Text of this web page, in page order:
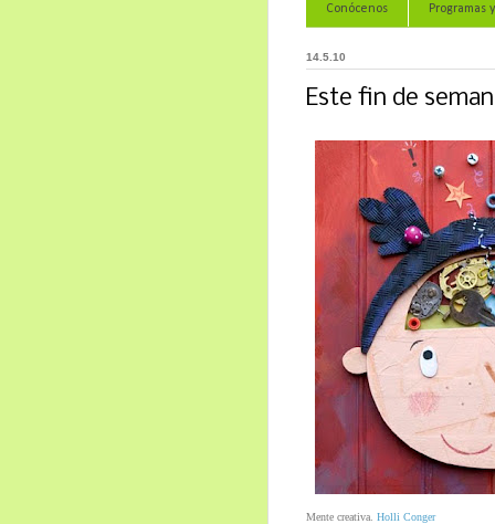
Conócenos Programas
14.5.10
Este fin de
Mente creativa. Holli Conger